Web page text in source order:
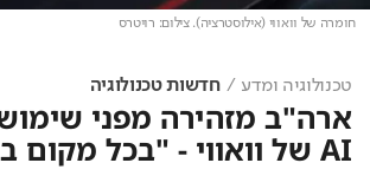
חומרה של וואווי (אילוסטרציה). צילום: רויטרס
טכנולוגיה ומדע חדשות טכנולוגיה
ארה"ב מזהירה מפני
AI של וואווי - "בכל מקום בעולם"